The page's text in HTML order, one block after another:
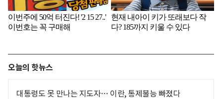
오늘의 핫뉴스
대통령도 못 만나는 지도자… 이란, 통제불능 빠졌다